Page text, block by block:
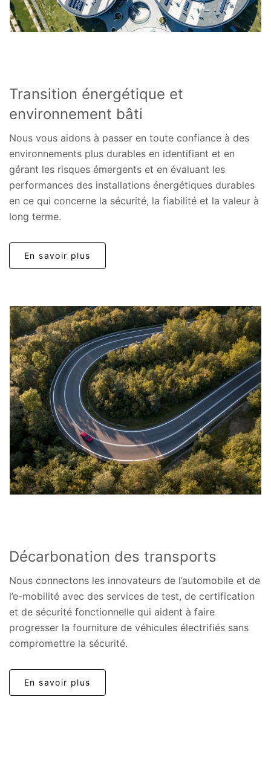
Transition énergétique et
environnement bâti
Nous vous aidons à passer en toute confiance à des
environnements plus durables en identifiant et en
gérant les risques émergents et en évaluant les
performances des installations énergétiques durables
en ce qui concerne la sécurité, la fiabilité et la valeur à
long terme.
En savoir plus
Décarbonation des transports
Nous connectons les innovateurs de l’automobile et de
l’e-mobilité avec des services de test, de certification
et de sécurité fonctionnelle qui aident à faire
progresser la fourniture de véhicules électrifiés sans
compromettre la sécurité.
En savoir plus